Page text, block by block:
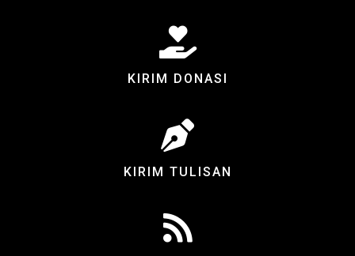
KIRIM DONASI
KIRIM TULISAN